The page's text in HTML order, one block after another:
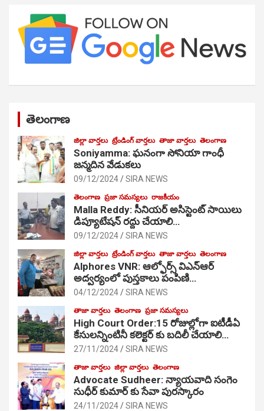
తెలంగాణ
జిల్లా వార్తలు ట్రేండింగ్ వార్తలు తాజా వార్తలు తెలంగాణ
Soniyamma: ఘ‌నంగా సోనియా గాంధీ
జ‌న్మ‌దిన వేడుక‌లు
09/12/2024 SIRA NEWS
తెలంగాణ ప్రజా సమస్యలు రాజకీయం
Malla Reddy: సీనియర్ అసిస్టెంట్ సాయిలు
డిప్యూటేషన్ రద్దు చేయాలి…
09/12/2024 SIRA NEWS
జిల్లా వార్తలు ట్రేండింగ్ వార్తలు తాజా వార్తలు తెలంగాణ
Alphores VNR: ఆల్ఫోర్స్ విఎన్ఆర్
అద్వర్యంలో పుస్తకాలు పంపిణి…
04/12/2024 SIRA NEWS
తాజా వార్తలు తెలంగాణ ప్రజా సమస్యలు
High Court Order:15 రోజుల్లోగా ఐటీడీఏ
కేసులన్నింటినీ కలెక్టర్ కు బదిలీ చేయాలి…
27/11/2024 SIRA NEWS
తాజా వార్తలు జిల్లా వార్తలు తెలంగాణ
Advocate Sudheer: న్యాయవాది సంగెం
సుధీర్ కుమార్ కు సేవా పురస్కారం
24/11/2024 SIRA NEWS